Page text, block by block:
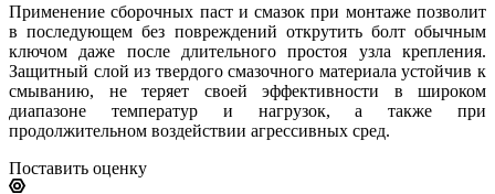
Применение сборочных паст и смазок при монтаже позволит
в последующем без повреждений открутить болт обычным
ключом даже после длительного простоя узла крепления.
Защитный слой из твердого смазочного материала устойчив к
смыванию, не теряет своей эффективности в широком
диапазоне температур и нагрузок, а также при
продолжительном воздействии агрессивных сред.
Поставить оценку